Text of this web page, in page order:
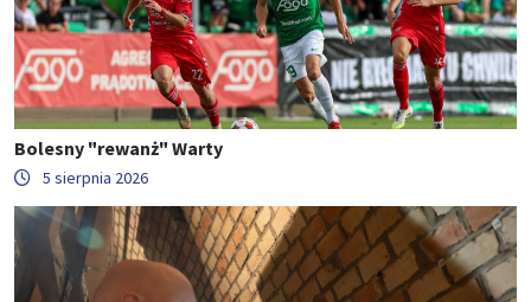
Bolesny "rewanż" Warty
5 sierpnia 2026